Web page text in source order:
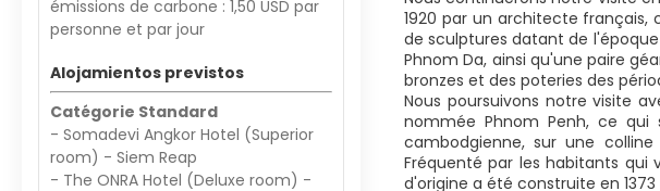
1920 par un architecte
de sculptures datant de
Phnom Da, ainsi qu'une paire
bronzes et des poteries des
Nous poursuivons notre visite
nommée Phnom Penh, ce
cambodgienne, sur une
Fréquenté par les habitants qui
d'origine a été construite en
émissions de carbone : 1,50 USD par
personne et par jour
Alojamientos previstos
Catégorie Standard
- Somadevi Angkor Hotel (Superior
room) - Siem Reap
- The ONRA Hotel (Deluxe room) -